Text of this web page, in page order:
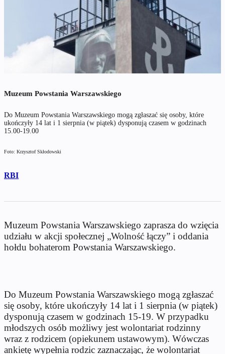
Muzeum Powstania Warszawskiego
Do Muzeum Powstania Warszawskiego mogą zgłaszać się osoby, które
ukończyły 14 lat i 1 sierpnia (w piątek) dysponują czasem w godzinach
15.00-19.00
Foto: Krzysztof Skłodowski
RBI
Muzeum Powstania Warszawskiego zaprasza do wzięcia
udziału w akcji społecznej „Wolność łączy” i oddania
hołdu bohaterom Powstania Warszawskiego.
Do Muzeum Powstania Warszawskiego mogą zgłaszać
się osoby, które ukończyły 14 lat i 1 sierpnia (w piątek)
dysponują czasem w godzinach 15-19. W przypadku
młodszych osób możliwy jest wolontariat rodzinny
wraz z rodzicem (opiekunem ustawowym). Wówczas
ankietę wypełnia rodzic zaznaczając, że wolontariat